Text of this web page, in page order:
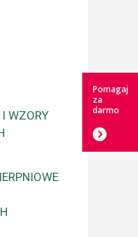
I WZORY
Pomagaj
za
darmo